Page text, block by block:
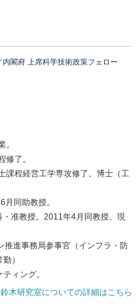
閣府 上席科学技術政策フェロー
。
修了。
課程経営工学専攻修了。博士（工
同助教授。
准教授。2011年4月同教授、現
推進事務局参事官（インフラ・防
）
ィング。
木研究室についての詳細はこちら